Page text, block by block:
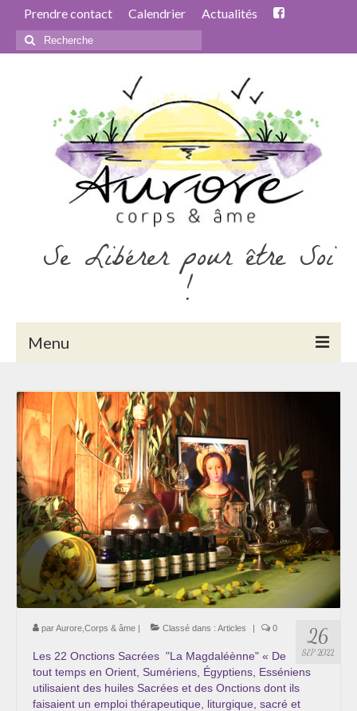
Prendre contact Calendrier Actualités
Rechercher
:
Se Libérer pour être Soi
!
Menu
Psychogénéalogie
La Numérologie Créative
Initiation à la Numérologie
Témoignages Initiation à la Numérologie
LMMA – EMDR
Soins énergétiques en Bioénergie et Reiki
Chemin de libération et d’expression de soi »
Cœur de Femme »
26
SEP 2022
parAurore,Corps & âme | Classé dans : Articles | 0
Les 22 Onctions Sacrées "La Magdaléènne" « De
tout temps en Orient, Sumériens, Égyptiens, Esséniens
utilisaient des huiles Sacrées et des Onctions dont ils
faisaient un emploi thérapeutique, liturgique, sacré et